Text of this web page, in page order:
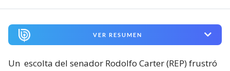
VER RESUMEN
Un escolta del senador Rodolfo Carter (REP) frustró